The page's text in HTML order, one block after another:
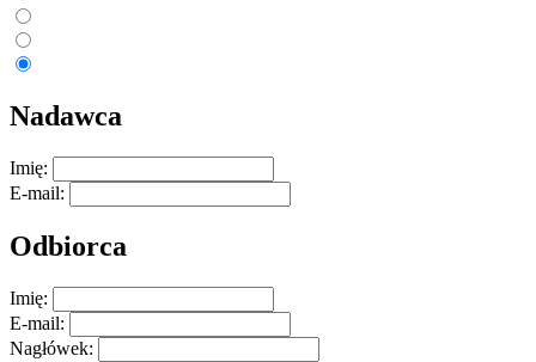
Nadawca
Imię:
E-mail:
Odbiorca
Imię:
E-mail:
Nagłówek: